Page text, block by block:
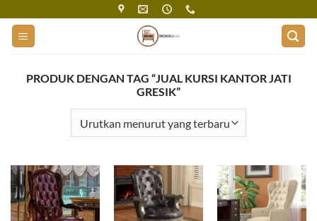
content
PRODUK DENGAN TAG “JUAL KURSI KANTOR JATI
GRESIK”